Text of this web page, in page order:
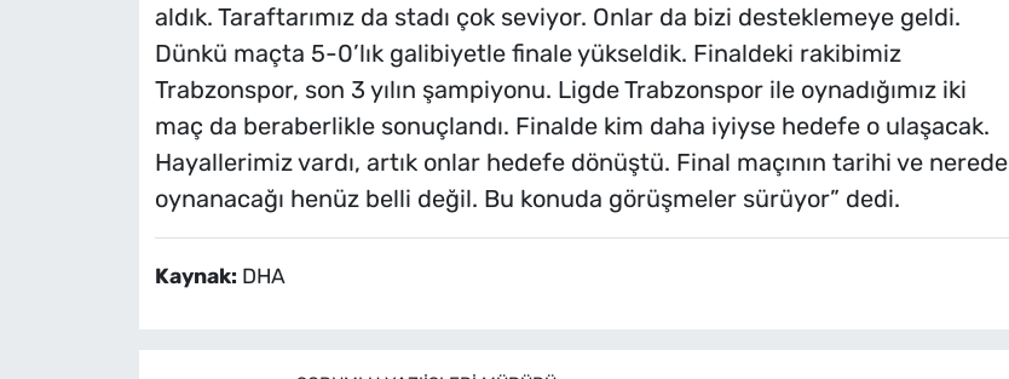
aldık. Taraftarımız da stadı çok seviyor. Onlar da bizi desteklemeye geldi.
Dünkü maçta 5-0’lık galibiyetle finale yükseldik. Finaldeki rakibimiz
Trabzonspor, son 3 yılın şampiyonu. Ligde Trabzonspor ile oynadığımız iki
maç da beraberlikle sonuçlandı. Finalde kim daha iyiyse hedefe o ulaşacak.
Hayallerimiz vardı, artık onlar hedefe dönüştü. Final maçının tarihi ve nerede
oynanacağı henüz belli değil. Bu konuda görüşmeler sürüyor” dedi.
Kaynak: DHA